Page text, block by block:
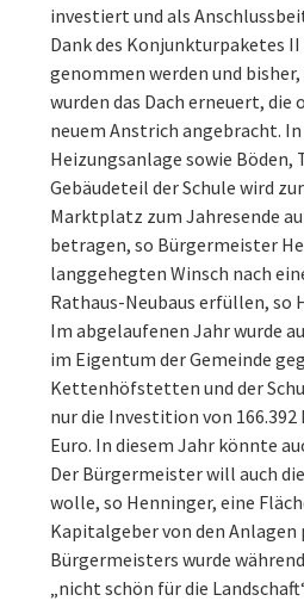
investiert und als
Dank des Konjunkturpaketes
genommen werden und
wurden das Dach erneuert,
neuem Anstrich angebracht.
Heizungsanlage sowie
Gebäudeteil der Schule wird
Marktplatz zum Jahresende
betragen, so Bürgermeister
langgehegten Winsch nach
Rathaus-Neubaus erfüllen, so
Im abgelaufenen Jahr wurde
im Eigentum der Gemeinde
Kettenhöfstetten und der
nur die Investition von 166.392
Euro. In diesem Jahr könnte
Der Bürgermeister will auch
wolle, so Henninger, eine
Kapitalgeber von den Anlagen
Bürgermeisters wurde
„nicht schön für die